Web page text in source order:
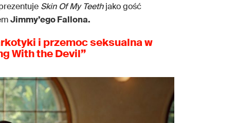
Skin Of My Teethjako gość
Jimmy’ego Fallona.
i przemoc seksualna w
With the Devil”